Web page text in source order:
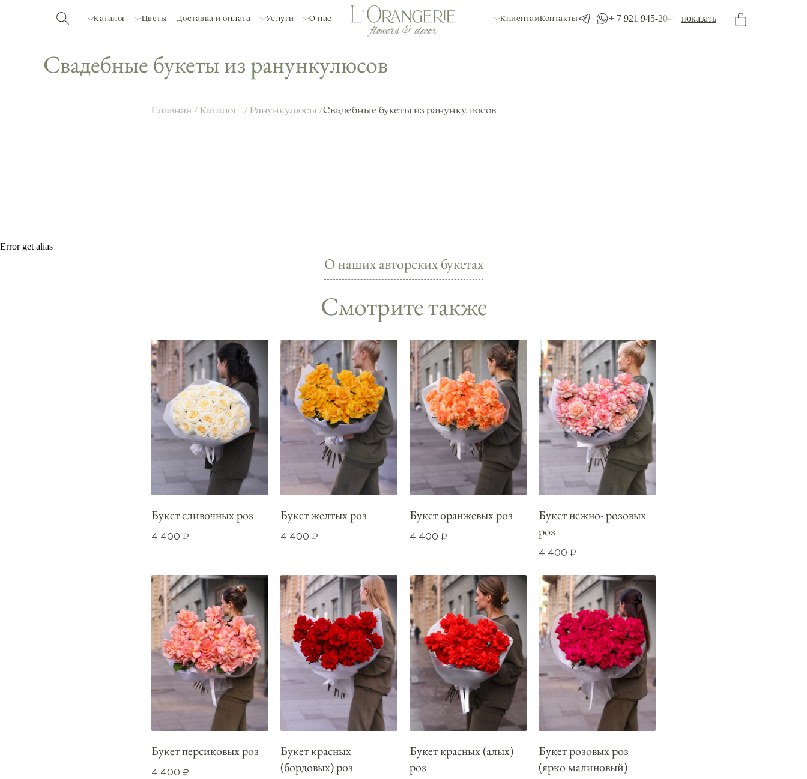
КлиентамКонтакты + 7 921 945-20-45 показать
Каталог Цветы Доставка и оплата Услуги О нас
Свадебные букеты из ранункулюсов
Главная Ранункулюсы /Свадебные букеты из ранункулюсов
/ Каталог /
Error get alias
О наших авторских букетах
Смотрите также
Букет сливочных роз
4 400 ₽
Букет желтых роз
4 400 ₽
Букет оранжевых роз
4 400 ₽
Букет нежно- розовых
роз
4 400 ₽
Букет персиковых роз
4 400 ₽
Букет красных
(бордовых) роз
Букет красных (алых)
роз
Букет розовых роз
(ярко малиновый)